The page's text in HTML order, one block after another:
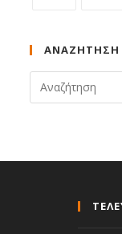
ΑΝΑΖΉΤΗΣΗ